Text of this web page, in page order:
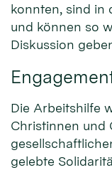
konnten, sind in
und können so
Diskussion
Die Arbeitshilfe
Christinnen und
gelebte